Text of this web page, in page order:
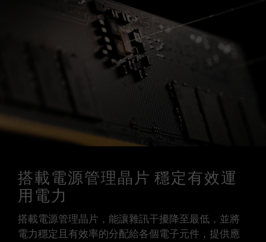
搭載電源管理晶片 穩定有效運
用電力
搭載電源管理晶片，能讓雜訊干擾降至最低，並將
電力穩定且有效率的分配給各個電子元件，提供應